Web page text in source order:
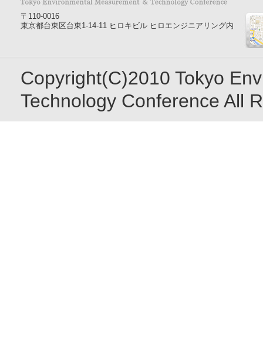
〒110-0016
東京都台東区台東1-14-11 ヒロキビル ヒロエンジニアリング内
Copyright(C)2010 Tokyo
Technology Conference All